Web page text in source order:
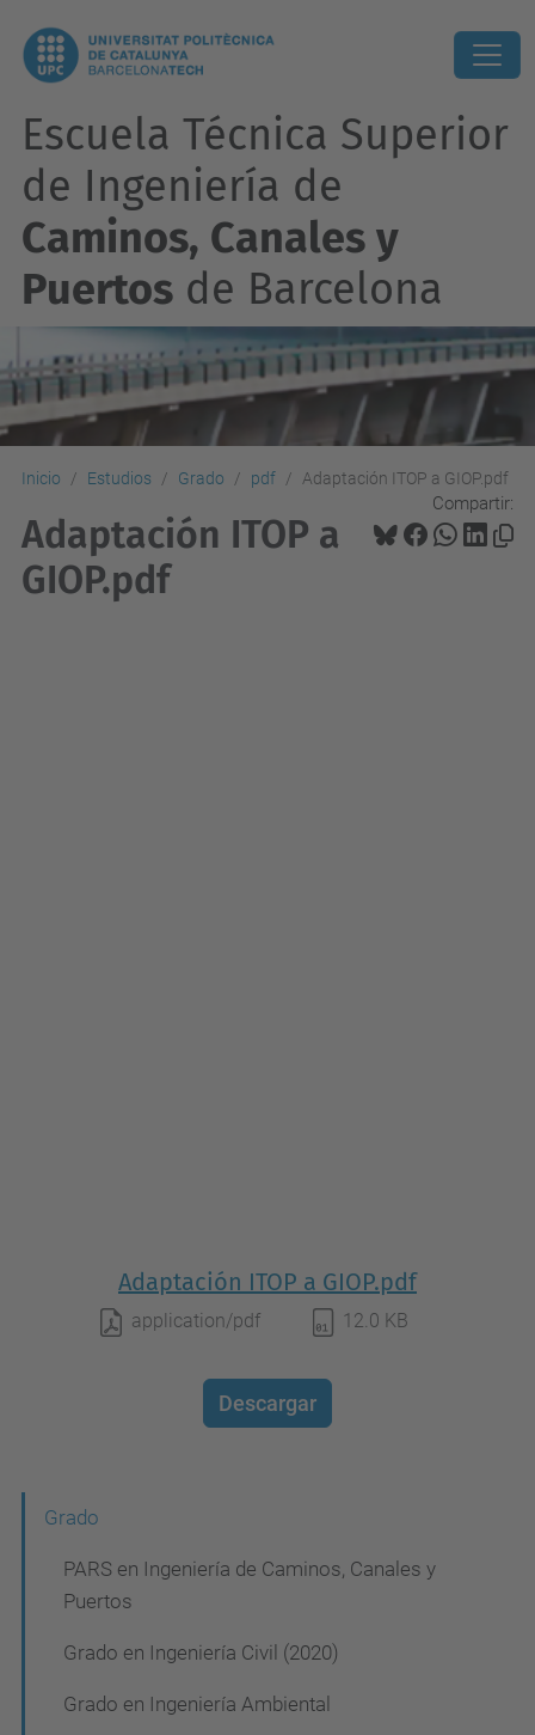
Escuela Técnica Superior
de Ingeniería de
Caminos, Canales y
Puertos de Barcelona
Inicio Estudios Grado pdf Adaptación ITOP a GIOP.pdf
Compartir:
Adaptación ITOP a
GIOP.pdf
Adaptación ITOP a GIOP.pdf
application/pdf 12.0 KB
Descargar
Grado
PARS en Ingeniería de Caminos, Canales y
Puertos
Grado en Ingeniería Civil (2020)
Grado en Ingeniería Ambiental